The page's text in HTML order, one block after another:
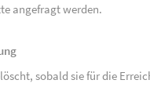
angefragt werden.
sobald sie für die